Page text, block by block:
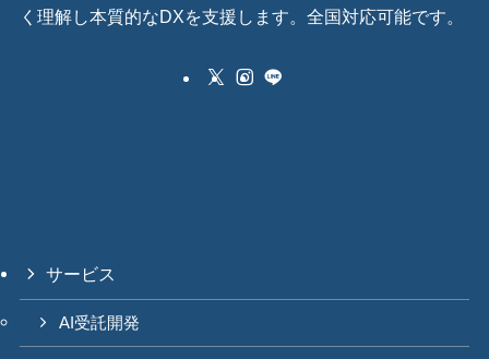
く理解し本質的なDXを支援します。全国対応可能です。
サービス
AI受託開発